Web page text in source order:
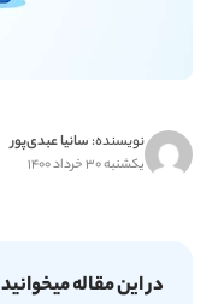
نویسنده: سانیا عبدی‌پور
یکشنبه ۳۰ خرداد ۱۴۰۰
در این مقاله میخوانید